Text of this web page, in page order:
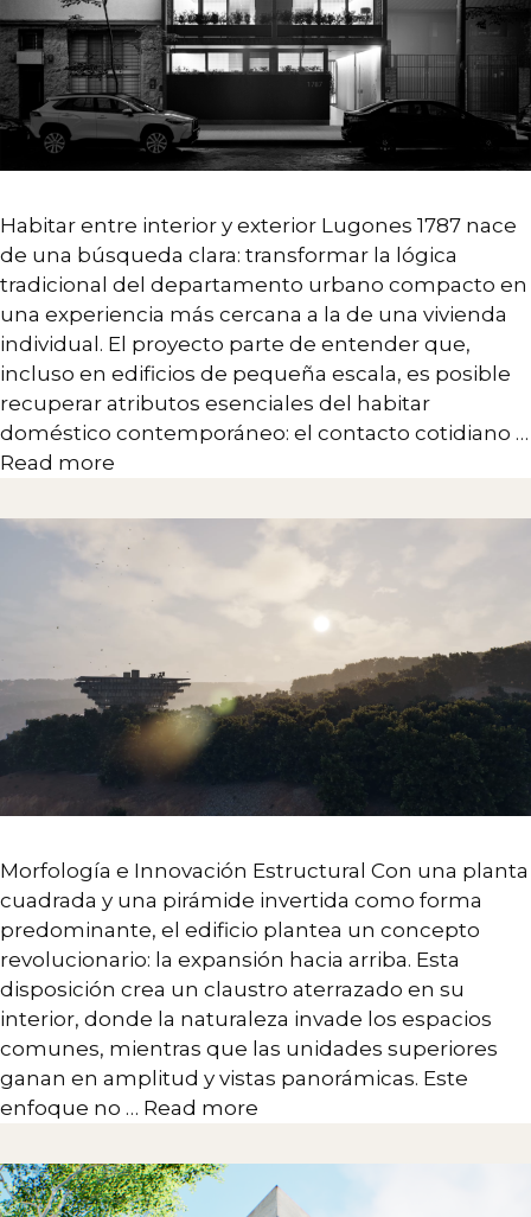
Arquitetura
Design de Interiores
Branding
Desenvolvimento Estratégico
Paisagem
Habitar entre interior y exterior Lugones 1787 nace
de una búsqueda clara: transformar la lógica
tradicional del departamento urbano compacto en
una experiencia más cercana a la de una vivienda
individual. El proyecto parte de entender que,
incluso en edificios de pequeña escala, es posible
recuperar atributos esenciales del habitar
doméstico contemporáneo: el contacto cotidiano …
Read more
Morfología e Innovación Estructural Con una planta
cuadrada y una pirámide invertida como forma
predominante, el edificio plantea un concepto
revolucionario: la expansión hacia arriba. Esta
disposición crea un claustro aterrazado en su
interior, donde la naturaleza invade los espacios
comunes, mientras que las unidades superiores
ganan en amplitud y vistas panorámicas. Este
enfoque no … Read more